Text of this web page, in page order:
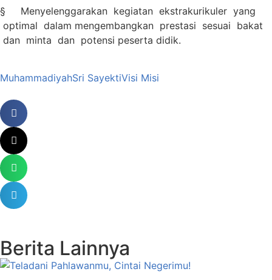
§ Menyelenggarakan kegiatan ekstrakurikuler yang
optimal dalam mengembangkan prestasi sesuai bakat
dan minta dan potensi peserta didik.
MuhammadiyahSri SayektiVisi Misi
Berita Lainnya